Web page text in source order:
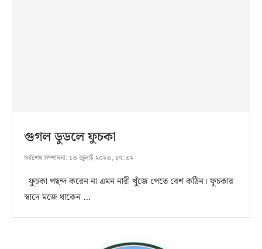
গুগল ডুডলে ফুচকা
সর্বশেষ সম্পাদনা: ১৩ জুলাই ২০২৩, ১৭:৩২
ফুচকা পছন্দ করেন না এমন নারী খুঁজে পেতে বেশ কঠিন। ফুচকার
স্বাদে মজে থাকেন …